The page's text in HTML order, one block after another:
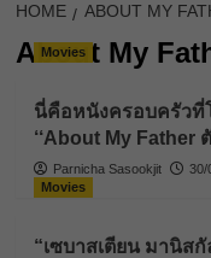
HOME ABOUT MY
About My
Movies
นี่คือหนังครอบครัวที่
‘‘About My Father
Parnicha Sasookjit
30/
Movies
“เซบาสเตียน มานิสกั